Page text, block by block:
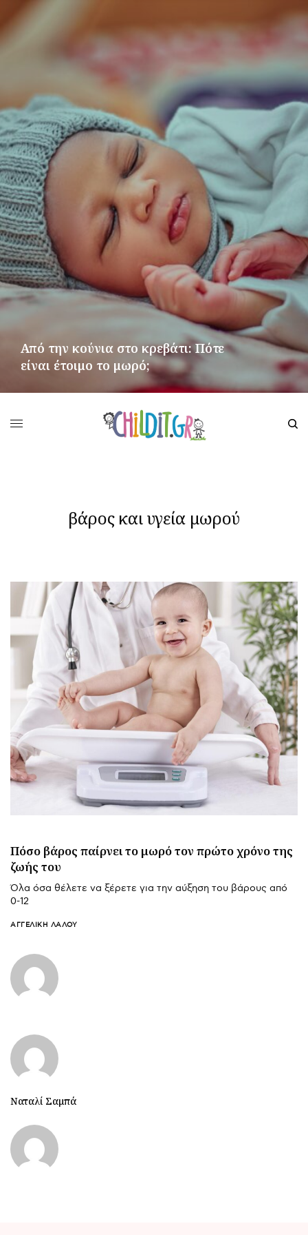
Από την κούνια στο κρεβάτι: Πότε
είναι έτοιμο το μωρό;
βάρος και υγεία μωρού
Πόσο βάρος παίρνει το μωρό τον πρώτο χρόνο της
ζωής του
Όλα όσα θέλετε να ξέρετε για την αύξηση του βάρους από
0-12
ΑΓΓΕΛΙΚΉ ΛΆΛΟΥ
Ναταλί Σαμπά